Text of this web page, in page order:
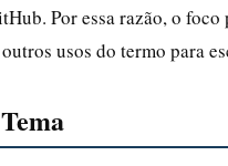
Por essa razão, o
usos do termo para